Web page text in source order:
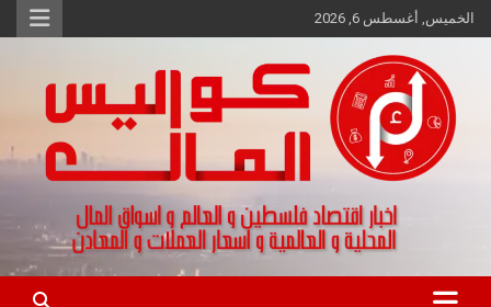
Skip
to
الخميس, أغسطس 6, 2026
كواليس المال
اخبار اقتصاد فلسطين و العالم و تقارير اسواق المال و العملات